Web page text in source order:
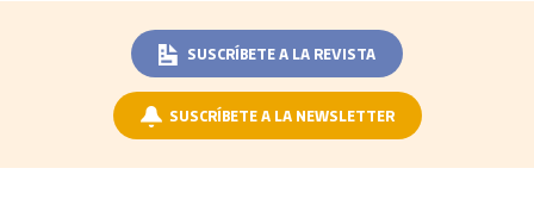
SUSCRÍBETE A LA REVISTA
SUSCRÍBETE A LA NEWSLETTER